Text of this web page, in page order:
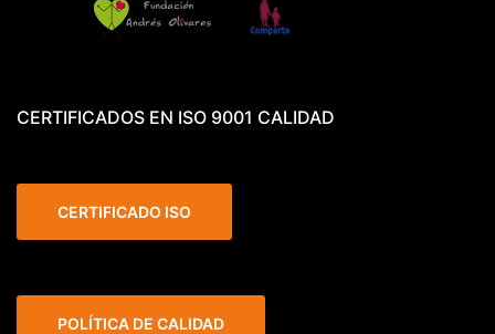
CERTIFICADOS EN ISO 9001 CALIDAD
CERTIFICADO ISO
POLÍTICA DE CALIDAD